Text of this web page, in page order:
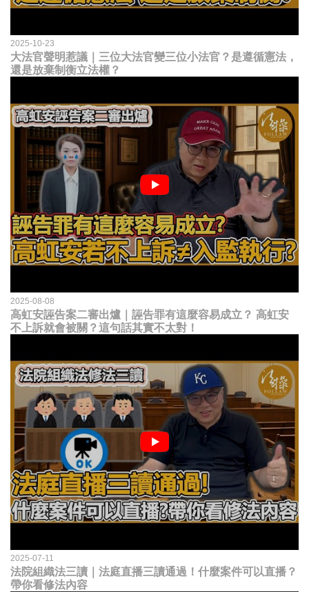
2025-10-23
大法官聲明惹議｜三位大法官變三位小法官？是遵循憲法，
還是放棄制衡立法權？
2025-08-08
高虹安誣告案二審出爐｜誣告罪有這麼容易成立？ 高虹安
不上訴就會被關？這句話其實不太對！
2025-07-11
法院組織法三讀｜法庭直播三讀通過！什麼案件可以直播？
帶你看修法內容